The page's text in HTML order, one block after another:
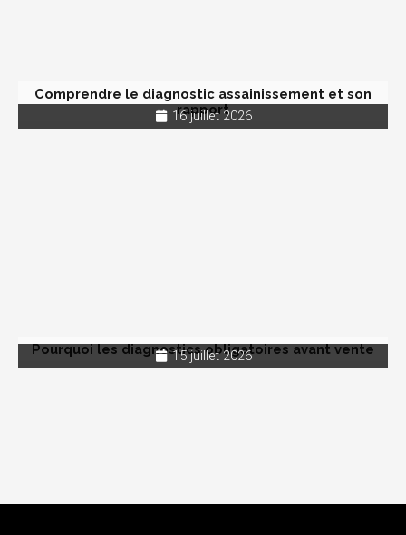
Comprendre le diagnostic assainissement et son
rapport
16 juillet 2026
Pourquoi les diagnostics obligatoires avant vente
15 juillet 2026